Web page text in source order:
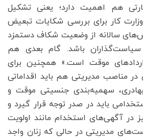
هم اهمیت دارد؛ یعنی تشکیل
کار برای بررسی شکایات تبعیض
سالانه از وضعیت شکاف دستمزد
سیاست‌گذاران باشد. گام بعدی هم
موقت است.» همچنین برای
مناصب مدیریتی هم باید اقداماتی
سهمیه‌بندی جنسیتی موقت و
باید در صدر توجه قرار گیرد و
آگهی‌های استخدام مانند اولویت
مدیریتی در حالی که زنان واجد